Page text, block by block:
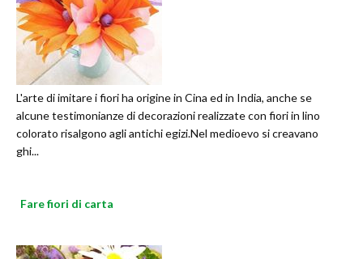
L'arte di imitare i fiori ha origine in Cina ed in India, anche se
alcune testimonianze di decorazioni realizzate con fiori in lino
colorato risalgono agli antichi egizi.Nel medioevo si creavano
ghi...
Fare fiori di carta